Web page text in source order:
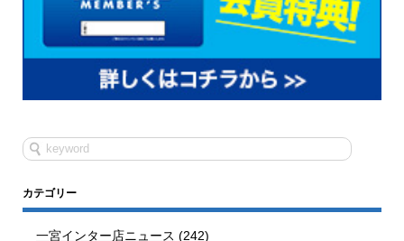
カテゴリー
一宮インター店ニュース (242)